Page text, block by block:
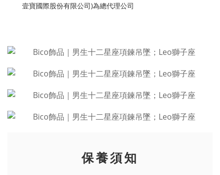
壹寶國際股份有限公司)為總代理公司
保養須知